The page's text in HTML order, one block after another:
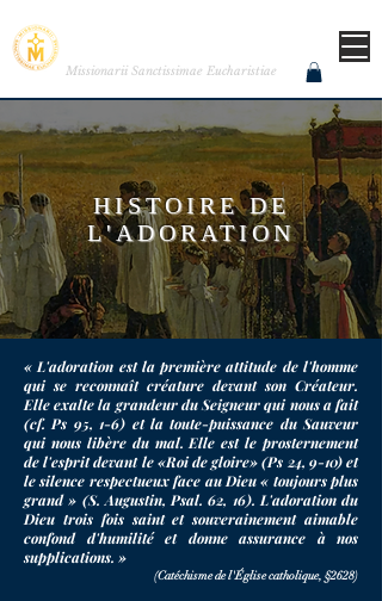
Missionarii Sanctissimae Eucharistiae
HISTOIRE DE
L'ADORATION
« L'adoration est la première attitude de l'homme
qui se reconnaît créature devant son Créateur.
Elle exalte la grandeur du Seigneur qui nous a fait
(cf. Ps 95, 1-6) et la toute-puissance du Sauveur
qui nous libère du mal. Elle est le prosternement
de l'esprit devant le «Roi de gloire» (Ps 24, 9-10) et
le silence respectueux face au Dieu « toujours plus
grand » (S. Augustin, Psal. 62, 16). L'adoration du
Dieu trois fois saint et souverainement aimable
confond d'humilité et donne assurance à nos
supplications. »
(Catéchisme de l'Église catholique, §2628)